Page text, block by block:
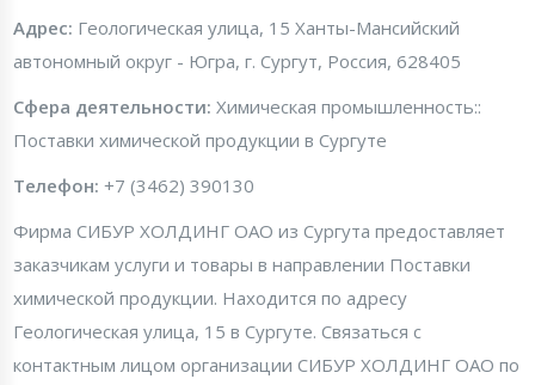
Адрес: Геологическая улица, 15 Ханты-Мансийский
автономный округ - Югра, г. Сургут, Россия, 628405
Сфера деятельности: Химическая промышленность::
Поставки химической продукции в Сургуте
Телефон: +7 (3462) 390130
Фирма СИБУР ХОЛДИНГ ОАО из Сургута предоставляет
заказчикам услуги и товары в направлении Поставки
химической продукции. Находится по адресу
Геологическая улица, 15 в Сургуте. Связаться с
контактным лицом организации СИБУР ХОЛДИНГ ОАО по